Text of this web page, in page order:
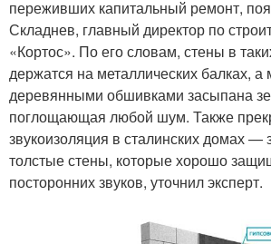
переживших капитальный ремонт,
Складнев, главный директор по
«Кортос». По его словам, стены в
держатся на металлических балках, а
деревянными обшивками засыпана
поглощающая любой шум. Также
звукоизоляция в сталинских домах —
толстые стены, которые хорошо
посторонних звуков, уточнил эксперт.